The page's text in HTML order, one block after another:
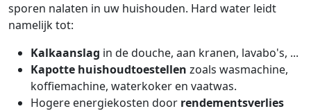
sporen nalaten in uw huishouden. Hard water leidt
namelijk tot:
Kalkaanslag in de douche, aan kranen, lavabo's, ...
Kapotte huishoudtoestellen zoals wasmachine,
koffiemachine, waterkoker en vaatwas.
Hogere energiekosten door rendementsverlies